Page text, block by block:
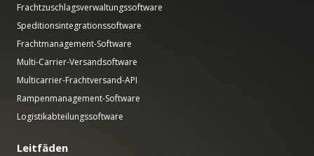
Frachtzuschlagsverwaltungssoftware
Speditionsintegrationssoftware
Frachtmanagement-Software
Multi-Carrier-Versandsoftware
Multicarrier-Frachtversand-API
Rampenmanagement-Software
Logistikabteilungssoftware
Leitfäden